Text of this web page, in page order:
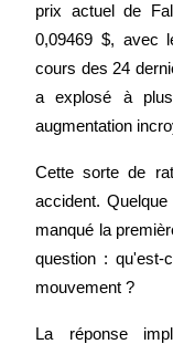
Futures COIN-M
Produits dérivés
prix actuel de
0,09469 $, avec
cours des 24
a explosé à
augmentation
Cette sorte de
accident.
manqué la
question : qu'est-
mouvement ?
La réponse